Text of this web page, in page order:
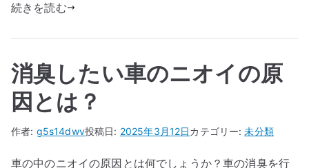
続きを読む
消臭したい車のニオイの原
因とは？
作者: g5s14dwv投稿日: 2025年3月12日カテゴリー:未分類
車の中のニオイの原因とは何でしょうか？車の消臭を行